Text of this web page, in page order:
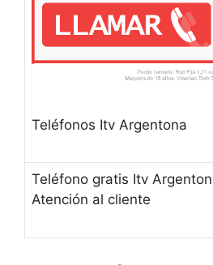
Teléfonos Itv Argentona
Teléfono gratis Itv
Atención al cliente